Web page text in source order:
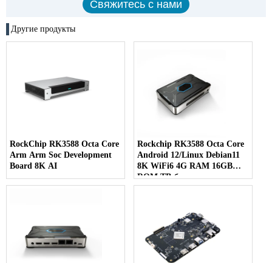
Другие продукты
RockChip RK3588 Octa Core
Arm Arm Soc Development
Board 8K AI
Rockchip RK3588 Octa Core
Android 12/Linux Debian11
8K WiFi6 4G RAM 16GB
ROM ТВ-бокс